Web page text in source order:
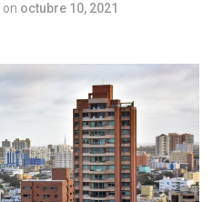
on octubre 10, 2021